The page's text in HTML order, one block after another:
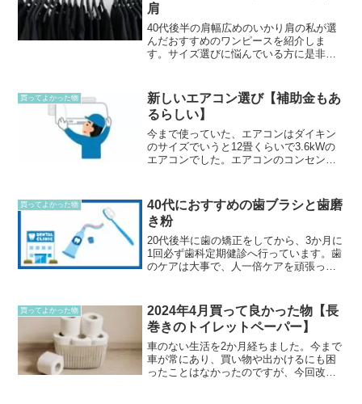
肩
40代後半の肩幅広めのいかり肩の私が選
んだおすすめのワンピースを紹介しま
す。サイズ選びに悩んでいる方に是非読
買ってよかった物
新しいエアコン選び【補助金もあ
るらしい】
今まで使っていた、エアコンはダイキン
のサイズでいうと12畳くらいで3.6kWの
エアコンでした。エアコンのコンセント
す。14畳サイズになると、200Vのコンセ
ントに変更...
買ってよかった物
40代におすすめの歯ブラシと歯磨
き粉
20代後半に歯の矯正をしてから、3か月に
1回必ず歯科定期健診へ行っています。歯
のケアは大事で、人一倍ケアを頑張って
ているものなのですが、どちらもとても
気に入っています。...
買ってよかった物
2024年4月買って良かった物【長
巻きのトイレットペーパー】
車のない生活を2か月経ちました。今まで
車が常にあり、買い物や出かけるにも困
ったことはなかったのですが、今回改め